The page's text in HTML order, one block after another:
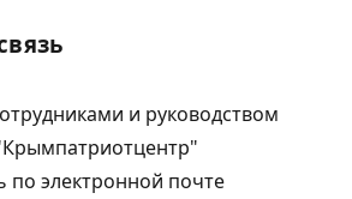
и руководством
по электронной почте